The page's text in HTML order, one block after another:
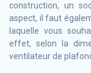
construction, un
aspect, il faut
laquelle vous
effet, selon la
ventilateur de